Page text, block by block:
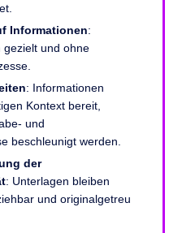
Informationen:
gezielt und ohne
: Informationen
Kontext bereit,
und
beschleunigt werden.
der
: Unterlagen bleiben
und originalgetreu